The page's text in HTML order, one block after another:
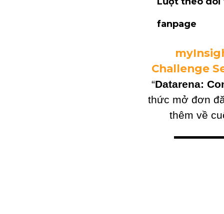
fanpage
Challenge
“Datarena:
thức mở đơn
thêm về